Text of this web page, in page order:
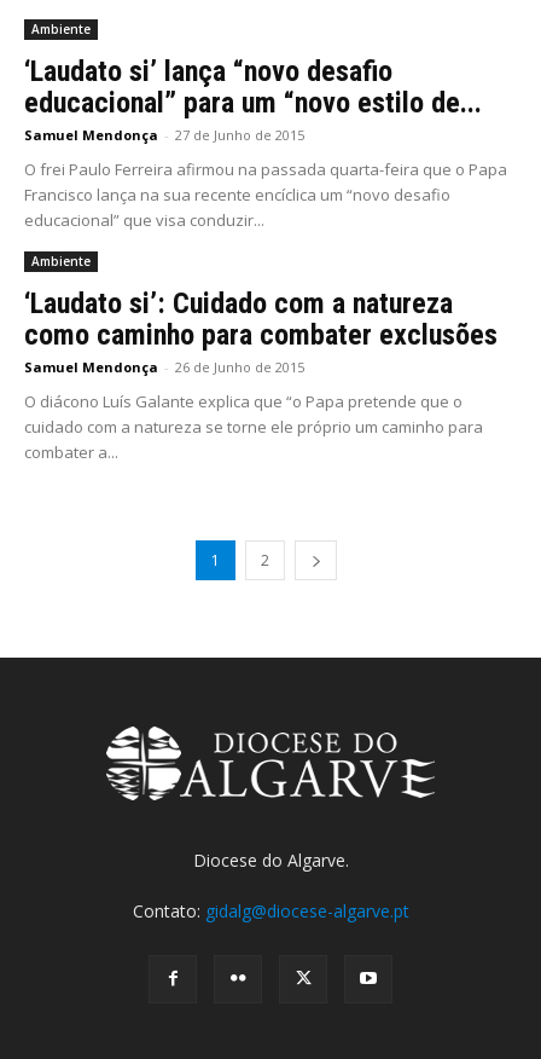
Ambiente
‘Laudato si’ lança “novo desafio
educacional” para um “novo estilo de...
Samuel Mendonça - 27 de Junho de 2015
O frei Paulo Ferreira afirmou na passada quarta-feira que o Papa
Francisco lança na sua recente encíclica um “novo desafio
educacional” que visa conduzir...
Ambiente
‘Laudato si’: Cuidado com a natureza
como caminho para combater exclusões
Samuel Mendonça - 26 de Junho de 2015
O diácono Luís Galante explica que “o Papa pretende que o
cuidado com a natureza se torne ele próprio um caminho para
combater a...
1 2
Diocese do Algarve.
Contato: gidalg@diocese-algarve.pt